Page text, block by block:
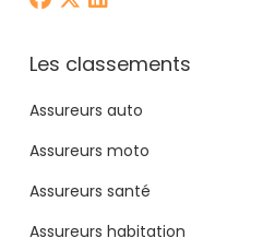
Les classements
Assureurs auto
Assureurs moto
Assureurs santé
Assureurs habitation